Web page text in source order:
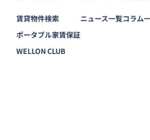
賃貸物件検索
ポータブル家賃保証
WELLON CLUB
ニュース一覧コラム